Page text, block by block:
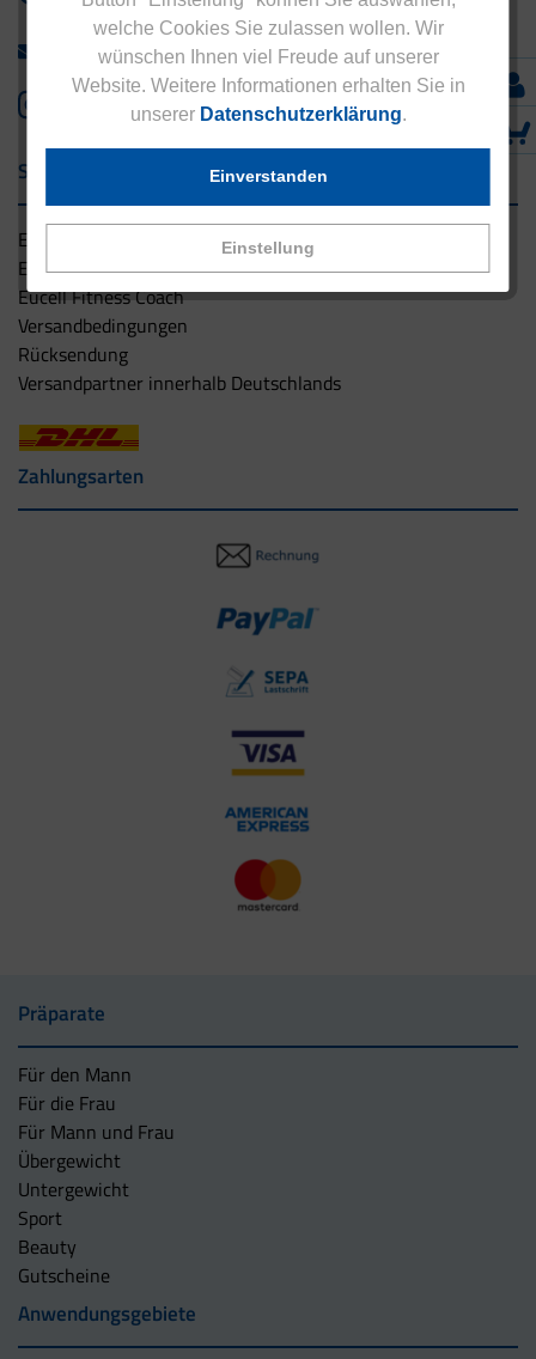
welche Cookies Sie zulassen wollen. Wir
wünschen Ihnen viel Freude auf unserer
Website. Weitere Informationen erhalten Sie in
unserer Datenschutzerklärung.
Einstellung
Einverstanden
info@eucell.de
Service & Versand
Eucell Gesundheitsservice
Eucell Ernährungscoach
Eucell Fitness Coach
Versandbedingungen
Rücksendung
Versandpartner innerhalb Deutschlands
Zahlungsarten
Präparate
Für den Mann
Für die Frau
Für Mann und Frau
Übergewicht
Untergewicht
Sport
Beauty
Gutscheine
Anwendungsgebiete